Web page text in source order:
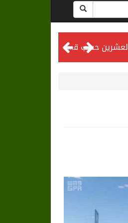
المحكمة العليا تدعو إلى تحري رؤية هلال شهر ذي الحجة مساء يوم الأحد الثلاثين من شهر ذي القعدة -حسب تقويم أم القرى- التاسع والعشرين حسب قرار المحكمة العليا